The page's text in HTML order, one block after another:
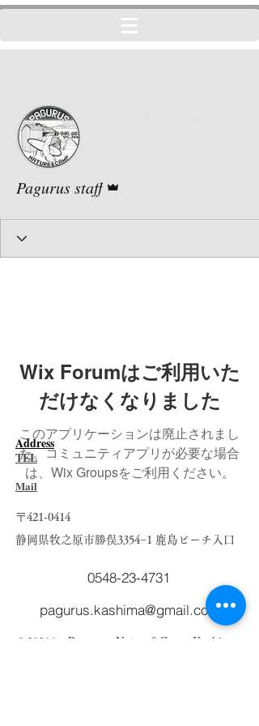
Pagurus staff
Wix Forumはご利用いた
だけなくなりました
このアプリケーションは廃止されまし
た。コミュニティアプリが必要な場合
は、Wix Groupsをご利用ください。
​Address
TEL
Mail
〒421-0414
静岡県牧之原市勝俣3354−1 ​鹿島ビーチ入口
0548-23-4731
pagurus.kashima@gmail.com
© 2021 by Pagurus Nature&Camp Kashima